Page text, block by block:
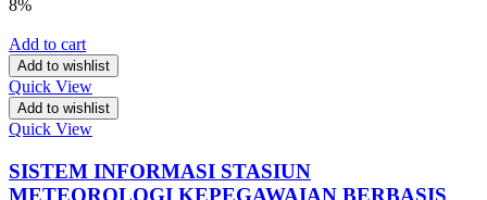
8%
Add to cart
Add to wishlist
Quick View
Add to wishlist
Quick View
SISTEM INFORMASI STASIUN
METEOROLOGI KEPEGAWAIAN BERBASIS